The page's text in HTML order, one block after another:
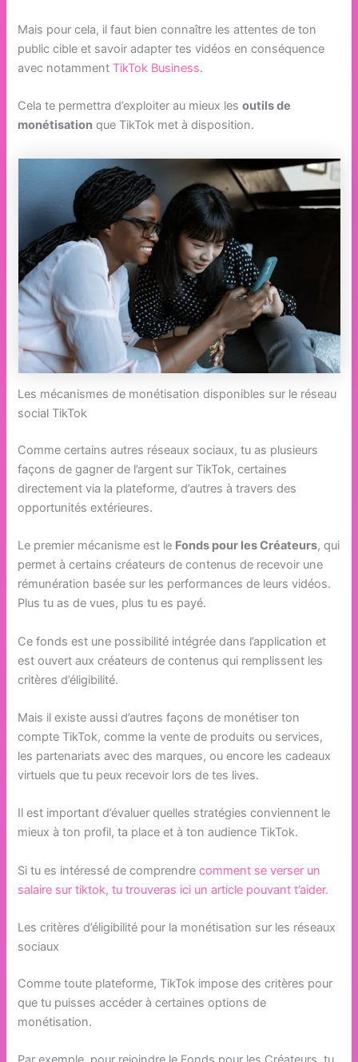
Mais pour cela, il faut bien connaître les attentes de ton
public cible et savoir adapter tes vidéos en conséquence
avec notammentTikTok Business.
Cela te permettra d’exploiter au mieux lesoutils de
monétisation que TikTok met à disposition.
Les mécanismes de monétisation disponibles sur le réseau
social TikTok
Comme certains autres réseaux sociaux, tu as plusieurs
façons de gagner de l’argent sur TikTok, certaines
directement via la plateforme, d’autres à travers des
opportunités extérieures.
Le premier mécanisme est le Fonds pour les Créateurs, qui
permet à certains créateurs de contenus de recevoir une
rémunération basée sur les performances de leurs vidéos.
Plus tu as de vues, plus tu es payé.
Ce fonds est une possibilité intégrée dans l’application et
est ouvert aux créateurs de contenus qui remplissent les
critères d’éligibilité.
Mais il existe aussi d’autres façons de monétiser ton
compte TikTok, comme la vente de produits ou services,
les partenariats avec des marques, ou encore les cadeaux
virtuels que tu peux recevoir lors de tes lives.
Il est important d’évaluer quelles stratégies conviennent le
mieux à ton profil, ta place et à ton audience TikTok.
Si tu es intéressé de comprendrecomment se verser un
salaire sur tiktok, tu trouveras ici un article pouvant t’aider.
Les critères d’éligibilité pour la monétisation sur les réseaux
sociaux
Comme toute plateforme, TikTok impose des critères pour
que tu puisses accéder à certaines options de
monétisation.